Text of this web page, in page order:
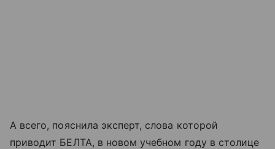
А всего, пояснила эксперт, слова которой
приводит БЕЛТА, в новом учебном году в столице